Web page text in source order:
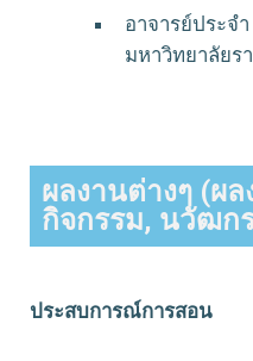
อาจารย์ประจ
มหาวิทยาลัยร
ผลงานต่างๆ (ผ
กิจกรรม, นวัฒก
ประสบการณ์การสอน